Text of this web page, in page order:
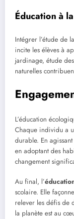
Éducation à
Intégrer l’étude de
incite les élèves à
jardinage, étude
naturelles
L’éducation
Chaque individu a
durable. En
en adoptant des
changement
Au final, l’
scolaire. Elle
relever les défis de
la planète est au